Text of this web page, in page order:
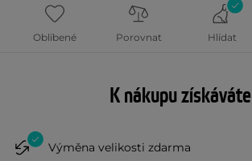
Oblíbené Porovnat Hlídat
K nákupu získáváte
Výměna velikosti zdarma